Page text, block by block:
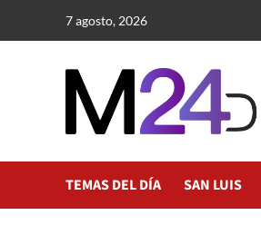
7 agosto, 2026
TEMAS DEL DÍA SAN LUIS